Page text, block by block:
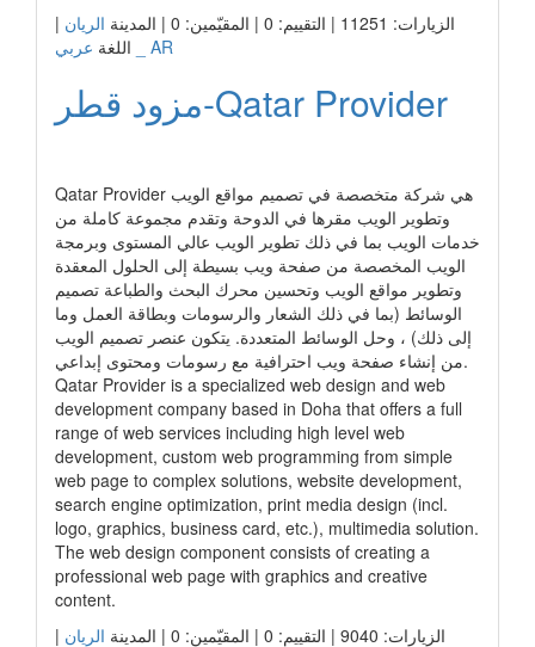
الزيارات: 11251 | التقييم: 0 | المقيّمين: 0 | المدينة
الريان |
اللغة عربي _ AR
مزود قطر-Qatar Provider
Qatar Provider هي شركة متخصصة في تصميم مواقع الويب
وتطوير الويب مقرها في الدوحة وتقدم مجموعة كاملة من
خدمات الويب بما في ذلك تطوير الويب عالي المستوى وبرمجة
الويب المخصصة من صفحة ويب بسيطة إلى الحلول المعقدة
وتطوير مواقع الويب وتحسين محرك البحث والطباعة تصميم
الوسائط (بما في ذلك الشعار والرسومات وبطاقة العمل وما
إلى ذلك) ، وحل الوسائط المتعددة. يتكون عنصر تصميم الويب
من إنشاء صفحة ويب احترافية مع رسومات ومحتوى إبداعي.
Qatar Provider is a specialized web design and web
development company based in Doha that offers a full
range of web services including high level web
development, custom web programming from simple
web page to complex solutions, website development,
search engine optimization, print media design (incl.
logo, graphics, business card, etc.), multimedia solution.
The web design component consists of creating a
professional web page with graphics and creative
content.
الزيارات: 9040 | التقييم: 0 | المقيّمين: 0 | المدينة
الريان |